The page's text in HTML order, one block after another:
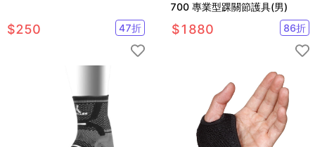
$250 47折
700 專業型踝關節護具(男)
$1880 86折